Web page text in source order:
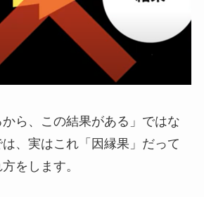
から、この結果がある」ではな
、実はこれ「因縁果」だって
をします。